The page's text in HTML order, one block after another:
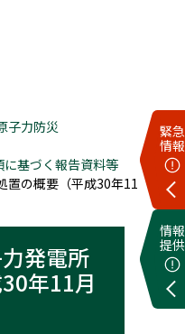
緊急
情報
情報
提供
子力防災
基づく報告資料等
の概要（平成30年11
発電所
年11月